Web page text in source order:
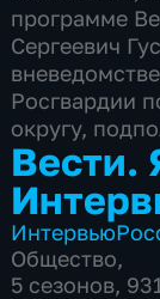
программе
Сергеевич
Росгвардии
округу,
Вести.
Интервью
Общество,
5 сезонов,